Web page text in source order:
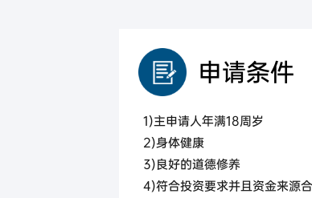
申请条件
1)主申请人年满18周岁
2)身体健康
3)良好的道德修养
4)符合投资要求并且资金来源